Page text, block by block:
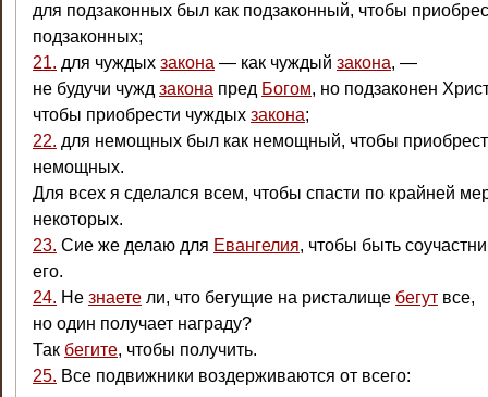
для подзаконных был как подзаконный, чтобы
подзаконных;
21. для чуждых закона — как чуждый закона, —
не будучи чужд закона пред Богом, но подзаконен
чтобы приобрести чуждых закона;
22. для немощных был как немощный, чтобы
немощных.
Для всех я сделался всем, чтобы спасти по крайней
некоторых.
23. Сие же делаю для Евангелия, чтобы быть
его.
24. Не знаете ли, что бегущие на ристалище бегут все,
но один получает награду?
Так бегите, чтобы получить.
25. Все подвижники воздерживаются от всего: